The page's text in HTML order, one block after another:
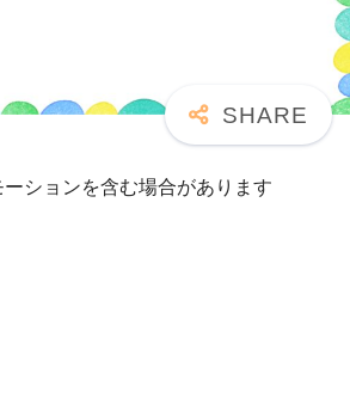
ションを含む場合があります